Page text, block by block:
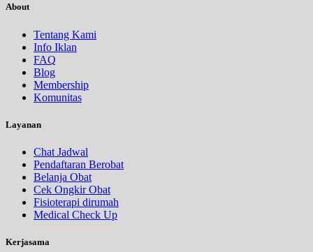
About
Tentang Kami
Info Iklan
FAQ
Blog
Membership
Komunitas
Layanan
Chat Jadwal
Pendaftaran Berobat
Belanja Obat
Cek Ongkir Obat
Fisioterapi dirumah
Medical Check Up
Kerjasama